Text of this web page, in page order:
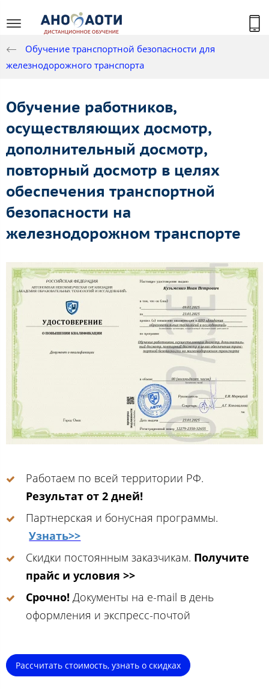
Обучение транспортной безопасности для
железнодорожного транспорта
Обучение работников,
осуществляющих досмотр,
дополнительный досмотр,
повторный досмотр в целях
обеспечения транспортной
безопасности на
железнодорожном транспорте
Работаем по всей территории РФ.
Результат от 2 дней!
Партнерская и бонусная программы.
Узнать>>
Скидки постоянным заказчикам. Получите
прайс и условия >>
Срочно! Документы на e-mail в день
оформления и экспресс-почтой
Рассчитать стоимость, узнать о скидках